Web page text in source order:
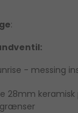
:
- messing
28mm